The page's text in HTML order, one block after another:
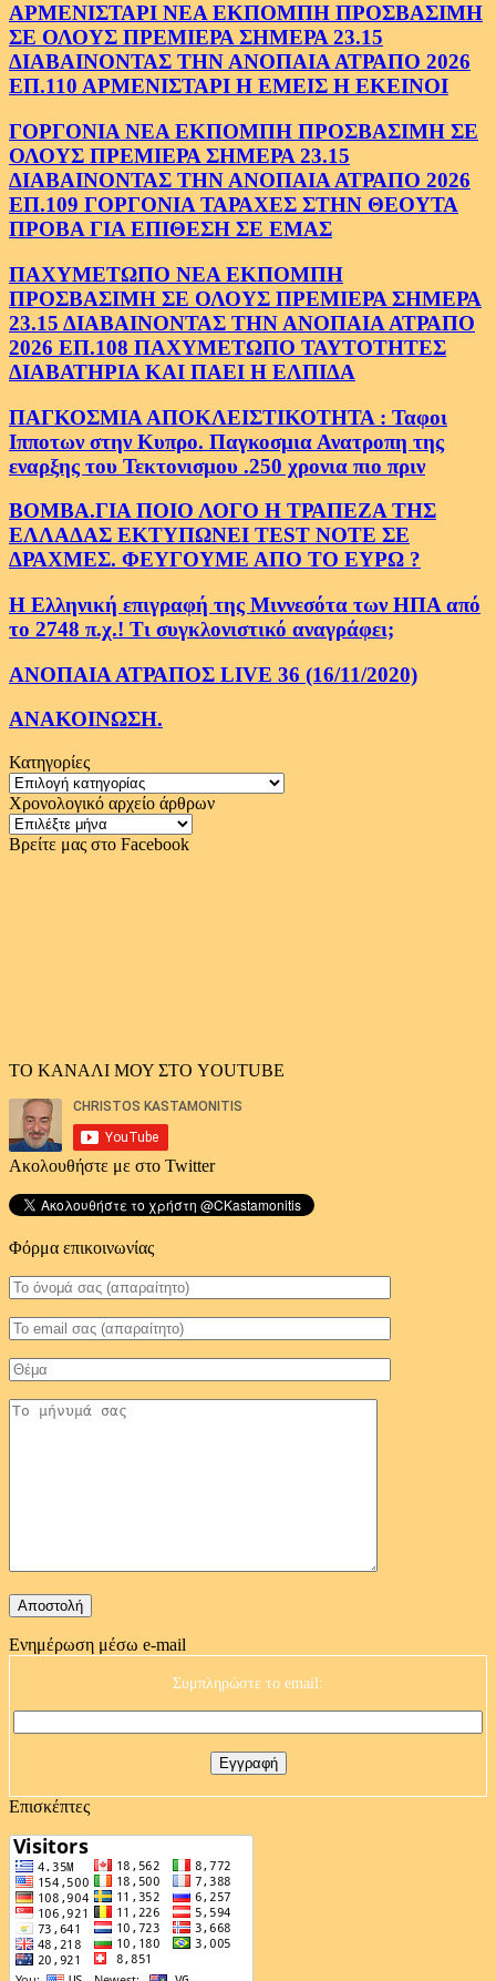
ΑΡΜΕΝΙΣΤΑΡΙ ΝΕΑ ΕΚΠΟΜΠΗ ΠΡΟΣΒΑΣΙΜΗ
ΣΕ ΟΛΟΥΣ ΠΡΕΜΙΕΡΑ ΣΗΜΕΡΑ 23.15
ΔΙΑΒΑΙΝΟΝΤΑΣ ΤΗΝ ΑΝΟΠΑΙΑ ΑΤΡΑΠΟ 2026
ΕΠ.110 ΑΡΜΕΝΙΣΤΑΡΙ Η ΕΜΕΙΣ Η ΕΚΕΙΝΟΙ
ΓΟΡΓΟΝΙΑ ΝΕΑ ΕΚΠΟΜΠΗ ΠΡΟΣΒΑΣΙΜΗ ΣΕ
ΟΛΟΥΣ ΠΡΕΜΙΕΡΑ ΣΗΜΕΡΑ 23.15
ΔΙΑΒΑΙΝΟΝΤΑΣ ΤΗΝ ΑΝΟΠΑΙΑ ΑΤΡΑΠΟ 2026
ΕΠ.109 ΓΟΡΓΟΝΙΑ ΤΑΡΑΧΕΣ ΣΤΗΝ ΘΕΟΥΤΑ
ΠΡΟΒΑ ΓΙΑ ΕΠΙΘΕΣΗ ΣΕ ΕΜΑΣ
ΠΑΧΥΜΕΤΩΠΟ ΝΕΑ ΕΚΠΟΜΠΗ
ΠΡΟΣΒΑΣΙΜΗ ΣΕ ΟΛΟΥΣ ΠΡΕΜΙΕΡΑ ΣΗΜΕΡΑ
23.15 ΔΙΑΒΑΙΝΟΝΤΑΣ ΤΗΝ ΑΝΟΠΑΙΑ ΑΤΡΑΠΟ
2026 ΕΠ.108 ΠΑΧΥΜΕΤΩΠΟ ΤΑΥΤΟΤΗΤΕΣ
ΔΙΑΒΑΤΗΡΙΑ ΚΑΙ ΠΑΕΙ Η ΕΛΠΙΔΑ
ΠΑΓΚΟΣΜΙΑ ΑΠΟΚΛΕΙΣΤΙΚΟΤΗΤΑ : Ταφοι
Ιπποτων στην Κυπρο. Παγκοσμια Ανατροπη της
εναρξης του Τεκτονισμου .250 χρονια πιο πριν
ΒΟΜΒΑ.ΓΙΑ ΠΟΙΟ ΛΟΓΟ Η ΤΡΑΠΕΖΑ ΤΗΣ
ΕΛΛΑΔΑΣ ΕΚΤΥΠΩΝΕΙ TEST NOTE ΣΕ
ΔΡΑΧΜΕΣ. ΦΕΥΓΟΥΜΕ ΑΠΟ ΤΟ ΕΥΡΩ ?
Η Ελληνική επιγραφή της Μιννεσότα των ΗΠΑ από
το 2748 π.χ.! Τι συγκλονιστικό αναγράφει;
ΑΝΟΠΑΙΑ ΑΤΡΑΠΟΣ LIVE 36 (16/11/2020)
ΑΝΑΚΟΙΝΩΣΗ.
Κατηγορίες
Κατηγορίες
Χρονολογικό αρχείο άρθρων
Χρονολογικό
αρχείο
Βρείτε μας στο Facebook
ΤΟ ΚΑΝΑΛΙ ΜΟΥ ΣΤΟ YOUTUBE
Ακολουθήστε με στο Twitter
Φόρμα επικοινωνίας
Ενημέρωση μέσω e-mail
Συμπληρώστε το email:
Επισκέπτες